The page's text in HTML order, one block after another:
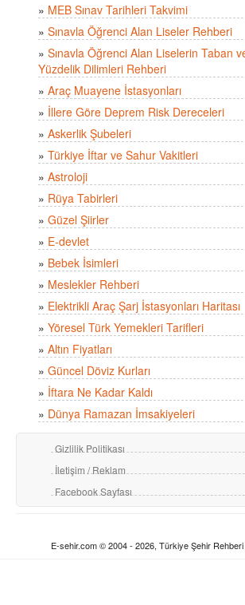
» MEB Sınav Tarihleri Takvimi
» Sınavla Öğrenci Alan Liseler Rehberi
» Sınavla Öğrenci Alan Liselerin Taban
Yüzdelik Dilimleri Rehberi
» Araç Muayene İstasyonları
» İllere Göre Deprem Risk Dereceleri
» Askerlik Şubeleri
» Türkiye İftar ve Sahur Vakitleri
» Astroloji
» Rüya Tabirleri
» Güzel Şiirler
» E-devlet
» Bebek İsimleri
» Meslekler Rehberi
» Elektrikli Araç Şarj İstasyonları Haritası
» Yöresel Türk Yemekleri Tarifleri
» Altın Fiyatları
» Güncel Döviz Kurları
» İftara Ne Kadar Kaldı
» Dünya Ramazan İmsakiyeleri
Gizlilik Politikası
İletişim / Reklam
Facebook Sayfası
E-sehir.com © 2004 - 2026, Türkiye Şehir Rehberi